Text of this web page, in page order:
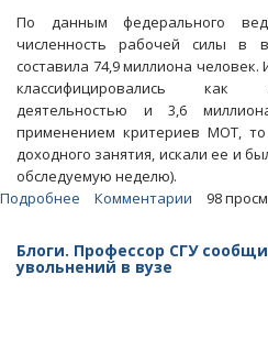
По данным федерального
численность рабочей силы в
составила 74,9 миллиона
классифицировались как
деятельностью и 3,6
применением критериев МОТ,
доходного занятия, искали ее и
обследуемую неделю).
Подробнее
В
Саратовской
Комментарии 98
Блоги. Профессор СГУ
увольнений в вузе